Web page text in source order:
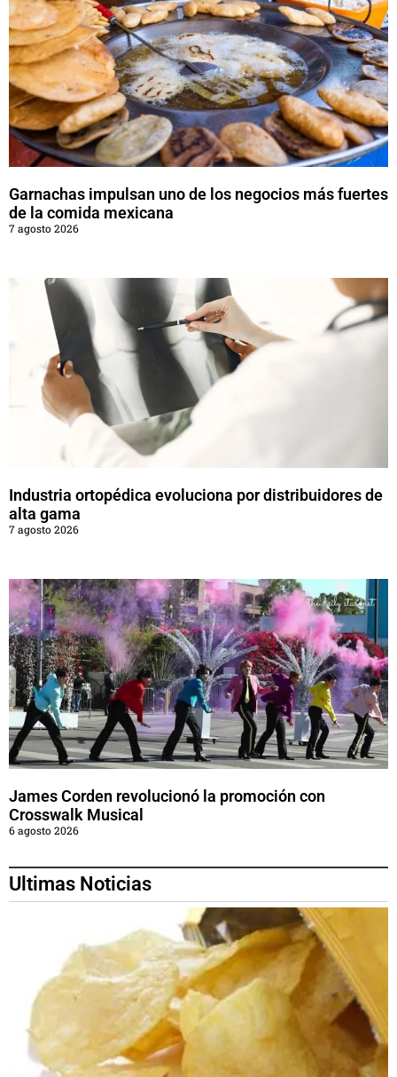
Garnachas impulsan uno de los negocios más fuertes
de la comida mexicana
7 agosto 2026
Industria ortopédica evoluciona por distribuidores de
alta gama
7 agosto 2026
James Corden revolucionó la promoción con
Crosswalk Musical
6 agosto 2026
Ultimas Noticias